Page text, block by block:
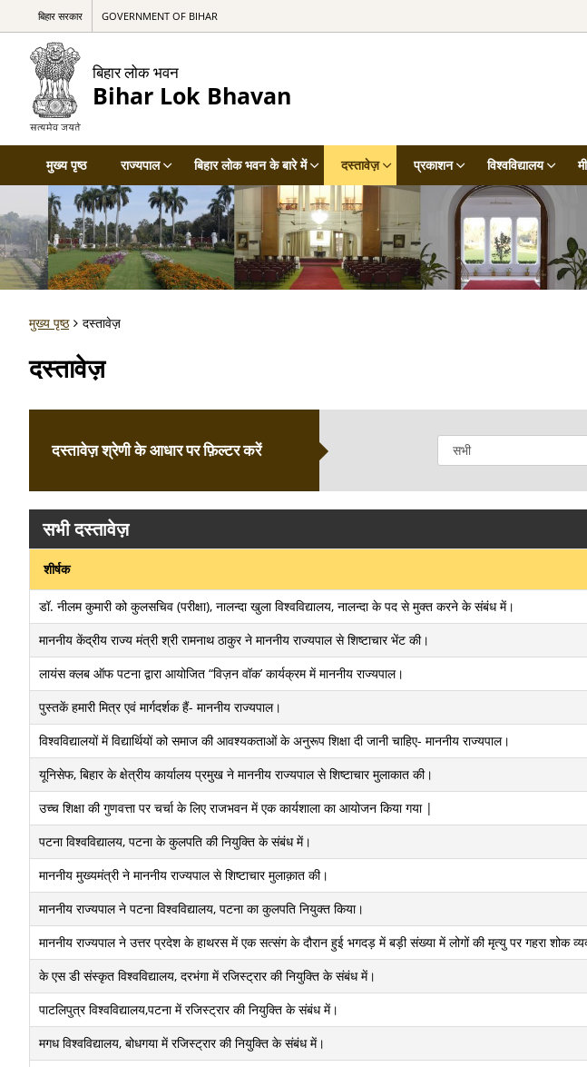
बिहार सरकार GOVERNMENT OF BIHAR
बिहार लोक भवन
Bihar Lok Bhavan
मुख्य पृष्ठ राज्यपाल बिहार लोक भवन के बारे में दस्तावेज़ प्रकाशन विश्वविद्यालय
मुख्य पृष्ठ दस्तावेज़
दस्तावेज़
दस्तावेज़ श्रेणी के आधार पर फ़िल्टर करें
सभी दस्तावेज़
शीर्षक
डॉ. नीलम कुमारी को कुलसचिव (परीक्षा), नालन्दा खुला विश्वविद्यालय, नालन्दा के पद से मुक्त करने के संबंध में।
माननीय केंद्रीय राज्य मंत्री श्री रामनाथ ठाकुर ने माननीय राज्यपाल से शिष्टाचार भेंट की।
लायंस क्लब ऑफ पटना द्वारा आयोजित “विज़न वॉक’ कार्यक्रम में माननीय राज्यपाल।
पुस्तकें हमारी मित्र एवं मार्गदर्शक हैं- माननीय राज्यपाल।
विश्वविद्यालयों में विद्यार्थियों को समाज की आवश्यकताओं के अनुरूप शिक्षा दी जानी चाहिए- माननीय राज्यपाल।
यूनिसेफ, बिहार के क्षेत्रीय कार्यालय प्रमुख ने माननीय राज्यपाल से शिष्टाचार मुलाकात की।
उच्च शिक्षा की गुणवत्ता पर चर्चा के लिए राजभवन में एक कार्यशाला का आयोजन किया गया |
पटना विश्वविद्यालय, पटना के कुलपति की नियुक्ति के संबंध में।
माननीय मुख्यमंत्री ने माननीय राज्यपाल से शिष्टाचार मुलाक़ात की।
माननीय राज्यपाल ने पटना विश्वविद्यालय, पटना का कुलपति नियुक्त किया।
माननीय राज्यपाल ने उत्तर प्रदेश के हाथरस में एक सत्संग के दौरान हुई भगदड़ में बड़ी संख्या में लोगों की मृत्यु पर गहरा शोक
के एस डी संस्कृत विश्वविद्यालय, दरभंगा में रजिस्ट्रार की नियुक्ति के संबंध में।
पाटलिपुत्र विश्वविद्यालय,पटना में रजिस्ट्रार की नियुक्ति के संबंध में।
मगध विश्वविद्यालय, बोधगया में रजिस्ट्रार की नियुक्ति के संबंध में।